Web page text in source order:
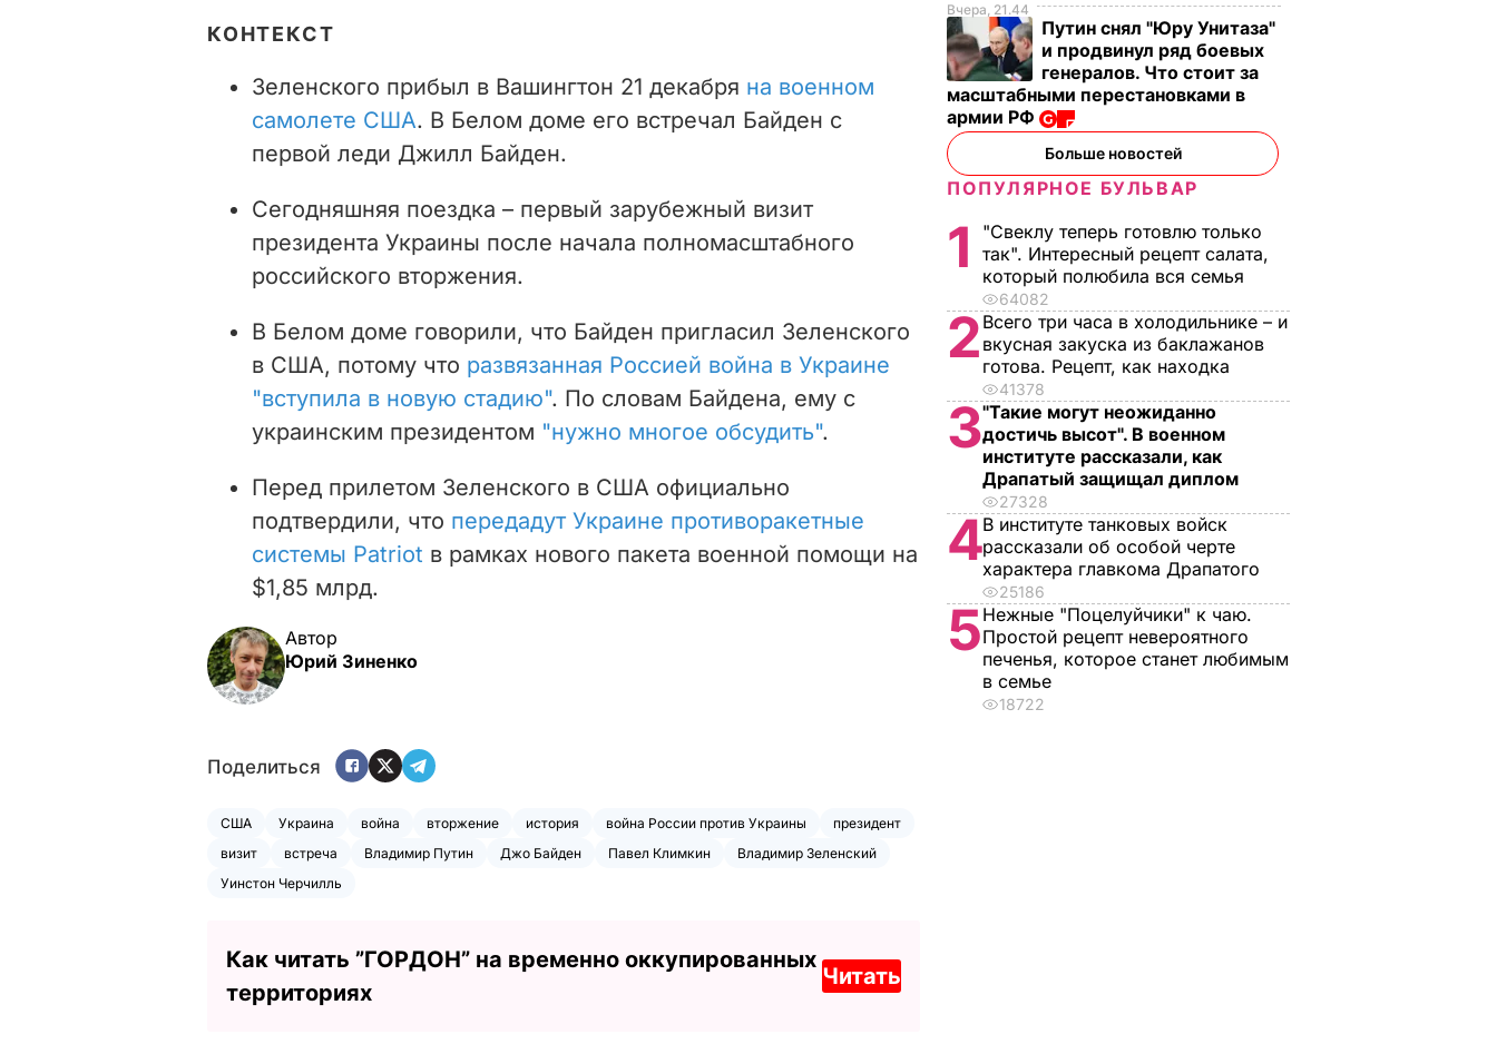
КОНТЕКСТ
Зеленского прибыл в Вашингтон 21 декабря на военном
самолете США. В Белом доме его встречал Байден с
первой леди Джилл Байден.
Сегодняшняя поездка – первый зарубежный визит
президента Украины после начала полномасштабного
российского вторжения.
В Белом доме говорили, что Байден пригласил Зеленского
в США, потому что развязанная Россией война в Украине
"вступила в новую стадию". По словам Байдена, ему с
украинским президентом "нужно многое обсудить".
Перед прилетом Зеленского в США официально
подтвердили, что передадут Украине противоракетные
системы Patriot в рамках нового пакета военной помощи на
$1,85 млрд.
Автор
Юрий Зиненко
Поделиться
США Украина война вторжение история война России против Украины
президент
визит
встреча Владимир Путин Джо Байден Павел Климкин
Владимир Зеленский
Уинстон Черчилль
Как читать ”ГОРДОН” на временно оккупированных
территориях
Читать
Вчера, 21.44
Путин снял "Юру Унитаза"
и продвинул ряд боевых
генералов. Что стоит за
масштабными перестановками в
армии РФ
Больше новостей
ПОПУЛЯРНОЕ БУЛЬВАР
1
"Свеклу теперь готовлю только
так". Интересный рецепт салата,
который полюбила вся семья
64082
2 Всего три часа в холодильнике – и
вкусная закуска из баклажанов
готова. Рецепт, как находка
41378
3"Такие могут неожиданно
достичь высот". В военном
институте рассказали, как
Драпатый защищал диплом
27328
4В институте танковых войск
рассказали об особой черте
характера главкома Драпатого
25186
5Нежные "Поцелуйчики" к чаю.
Простой рецепт невероятного
печенья, которое станет любимым
в семье
18722